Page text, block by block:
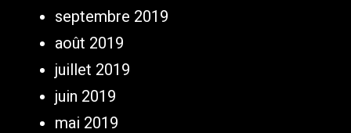
septembre 2019
août 2019
juillet 2019
juin 2019
mai 2019